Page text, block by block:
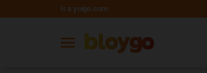
Ir a yoigo.com